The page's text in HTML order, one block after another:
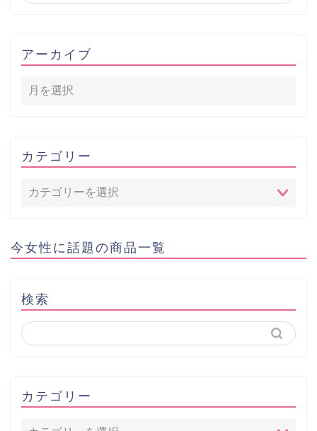
アーカイブ
カテゴリー
今女性に話題の商品一覧
検索
カテゴリー